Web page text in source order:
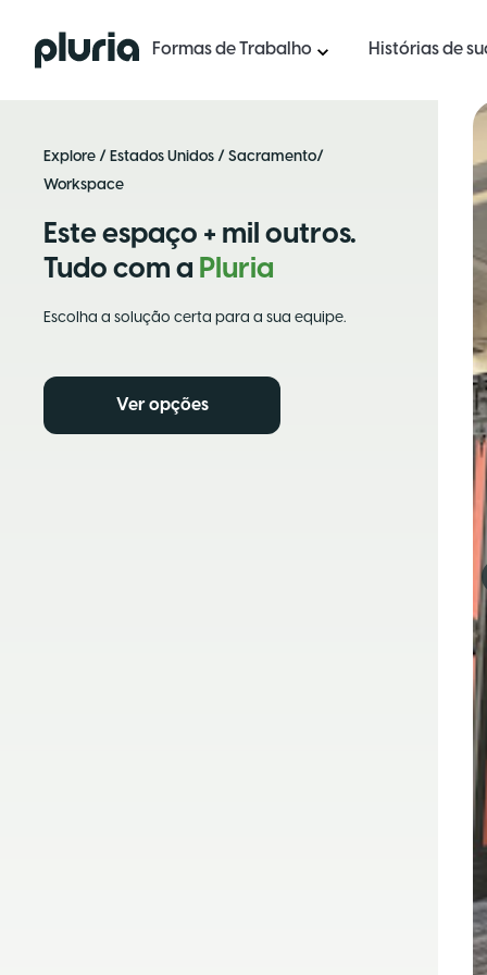
Logo Pluria Formas de Trabalho Histórias de
Explore / Estados Unidos / Sacramento/
Workspace
Este espaço + mil outros.
Tudo com a Pluria
Escolha a solução certa para a sua equipe.
Ver opções